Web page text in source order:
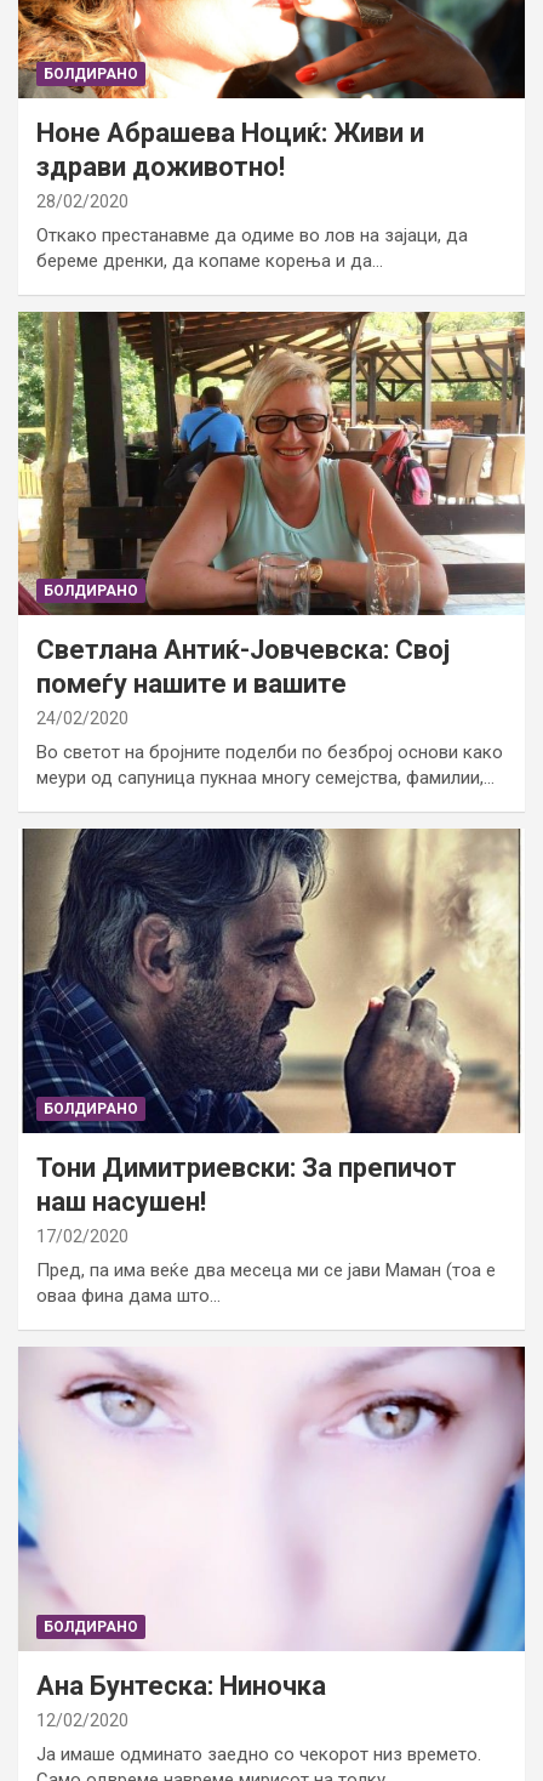
БОЛДИРАНО
Ноне Абрашева Ноциќ: Живи и
здрави доживотно!
28/02/2020
Откако престанавме да одиме во лов на зајаци, да
береме дренки, да копаме корења и да…
БОЛДИРАНО
Светлана Антиќ-Јовчевска: Свој
помеѓу нашите и вашите
24/02/2020
Во светот на бројните поделби по безброј основи како
меури од сапуница пукнаа многу семејства, фамилии,…
БОЛДИРАНО
Тони Димитриевски: За препичот
наш насушен!
17/02/2020
Пред, па има веќе два месеца ми се јави Маман (тоа е
оваа фина дама што…
БОЛДИРАНО
Ана Бунтеска: Ниночка
12/02/2020
Ја имаше одминато заедно со чекорот низ времето.